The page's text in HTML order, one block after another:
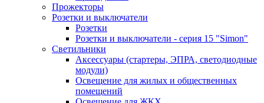
Прожекторы
Розетки и выключатели
Розетки
Розетки и выключатели - серия 15 "Simon"
Светильники
Аксессуары (стартеры, ЭПРА, светодиодные
модули)
Освещение для жилых и общественных
помещений